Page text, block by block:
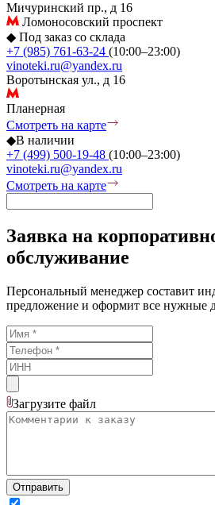
Мичуринский пр., д 16
Ломоносовский проспект
◆ Под заказ со склада
+7 (985) 761-63-24 (10:00–23:00)
vinoteki.ru@yandex.ru
Воротынская ул., д 16
Планерная
Смотреть на карте
◆В наличии
+7 (499) 500-19-48 (10:00–23:00)
vinoteki.ru@yandex.ru
Смотреть на карте
Заявка на
обслуживание
Персональный менеджер составит
предложение и оформит все нужные
Загрузите файл
Отправить